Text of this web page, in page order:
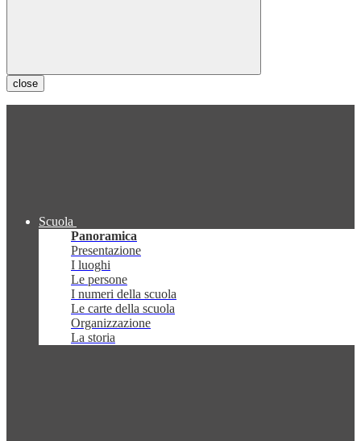
close
Scuola
Panoramica
Presentazione
I luoghi
Le persone
I numeri della scuola
Le carte della scuola
Organizzazione
La storia